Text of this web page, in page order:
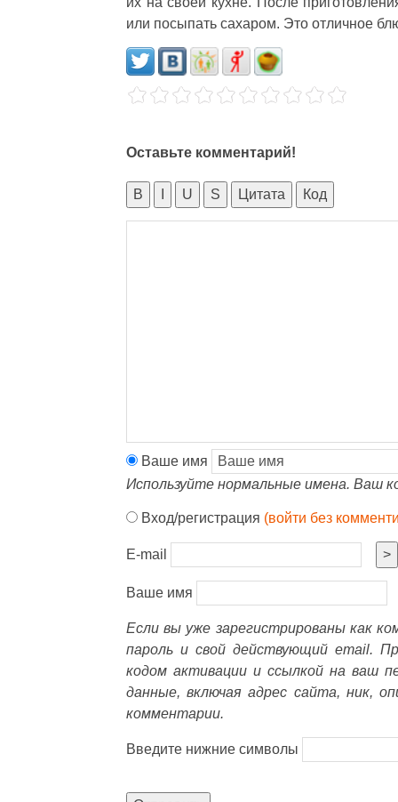
или посыпать сахаром. Это отличное
Оставьте комментарий!
B U S Цитата Код
Ваше имя
Используйте нормальные имена. Ваш
Вход/регистрация (войти без
E-mail >
Ваше имя
Если вы уже зарегистрированы как
пароль и свой действующий email.
кодом активации и ссылкой на ваш
данные, включая адрес сайта, ник,
комментарии.
Введите нижние символы